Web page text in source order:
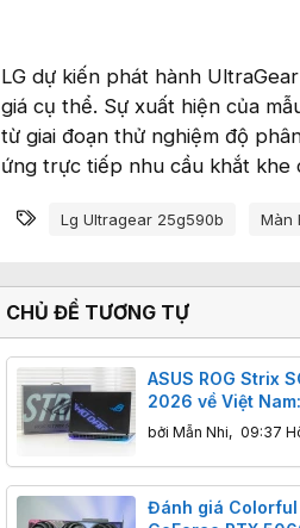
LG dự kiến phát hành
giá cụ thể. Sự xuất hiện của
từ giai đoạn thử nghiệm độ
ứng trực tiếp nhu cầu khắt khe
Từ khóa
Lg Ultragear 25g590b Màn
CHỦ ĐỀ TƯƠNG TỰ
ASUS ROG Strix
2026 về Việt
màn hình Mini-
giá 179,99 triệu
bởi Mẫn Nhi, 09:37
Đánh giá Colorful